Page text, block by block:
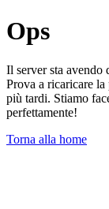
Ops
Il server sta avendo
Prova a ricaricare
più tardi. Stiamo
perfettamente!
Torna alla home